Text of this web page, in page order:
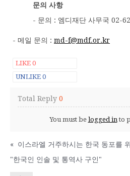
문의 사항
- 문의 : 엠디재단 사무국 02-
- 메일 문의 : md-f@mdf.or.kr
LIKE 0
UNLIKE 0
Total Reply 0
You must be logged into
«
"한국인 인솔 및 통역사 구인"